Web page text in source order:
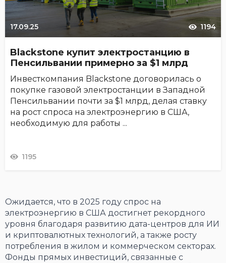
17.09.25 1194
Blackstone купит электростанцию в
Пенсильвании примерно за $1 млрд
Инвесткомпания Blackstone договорилась о
покупке газовой электростанции в Западной
Пенсильвании почти за $1 млрд, делая ставку
на рост спроса на электроэнергию в США,
необходимую для работы ...
1195
Ожидается, что в 2025 году спрос на
электроэнергию в США достигнет рекордного
уровня благодаря развитию дата-центров для ИИ
и криптовалютных технологий, а также росту
потребления в жилом и коммерческом секторах.
Фонды прямых инвестиций, связанные с